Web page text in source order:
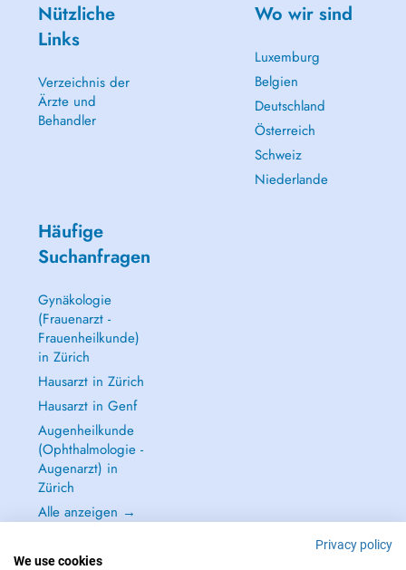
Nützliche
Links
Verzeichnis der
Ärzte und
Behandler
Wo wir sind
Luxemburg
Belgien
Deutschland
Österreich
Schweiz
Niederlande
Häufige
Suchanfragen
Gynäkologie
(Frauenarzt -
Frauenheilkunde)
in Zürich
Hausarzt in Zürich
Hausarzt in Genf
Augenheilkunde
(Ophthalmologie -
Augenarzt) in
Zürich
Alle anzeigen →
Privacy policy
We use cookies